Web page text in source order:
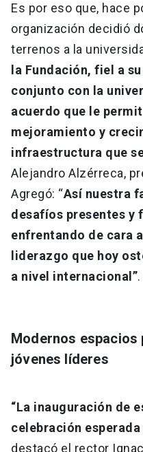
Es por eso que, hace
organización decidió
terrenos a la
la Fundación, fiel a
conjunto con la
acuerdo que le
mejoramiento y
infraestructura que
Alejandro Alzérreca,
Agregó: “Así nuestra
desafíos presentes y
enfrentando de cara
liderazgo que hoy
a nivel internacional”.
Modernos
jóvenes líderes
“La inauguración de
celebración
destacó el rector